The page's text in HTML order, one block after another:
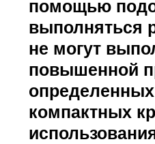
помощью
выполняться
не могут
повышенной
компактных